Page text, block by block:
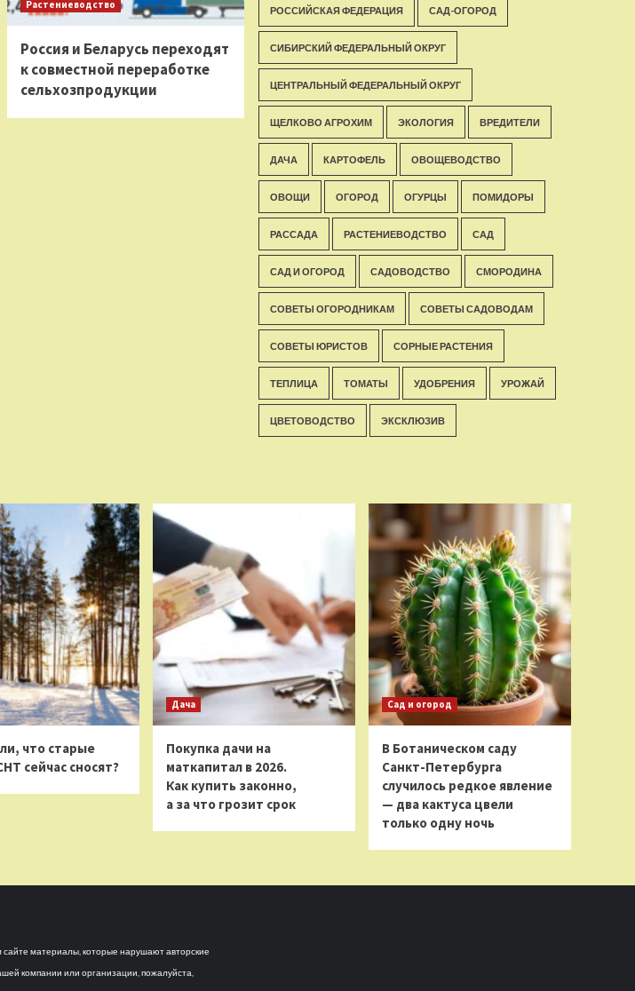
Растениеводство
Россия и Беларусь переходят
к совместной переработке
сельхозпродукции
РОССИЙСКАЯ ФЕДЕРАЦИЯ САД-ОГОРОД
СИБИРСКИЙ ФЕДЕРАЛЬНЫЙ ОКРУГ
ЦЕНТРАЛЬНЫЙ ФЕДЕРАЛЬНЫЙ ОКРУГ
ЩЕЛКОВО АГРОХИМ ЭКОЛОГИЯ ВРЕДИТЕЛИ
ДАЧА КАРТОФЕЛЬ ОВОЩЕВОДСТВО
ОВОЩИ ОГОРОД ОГУРЦЫ ПОМИДОРЫ
РАССАДА РАСТЕНИЕВОДСТВО САД
САД И ОГОРОД САДОВОДСТВО СМОРОДИНА
СОВЕТЫ ОГОРОДНИКАМ СОВЕТЫ САДОВОДАМ
СОВЕТЫ ЮРИСТОВ СОРНЫЕ РАСТЕНИЯ
ТЕПЛИЦА ТОМАТЫ УДОБРЕНИЯ УРОЖАЙ
ЦВЕТОВОДСТВО ЭКСКЛЮЗИВ
что старые
сейчас сносят?
Дача
Покупка дачи на
маткапитал в 2026.
Как купить законно,
а за что грозит срок
Сад и огород
В Ботаническом саду
Санкт-Петербурга
случилось редкое явление
— два кактуса цвели
только одну ночь
материалы, которые нарушают авторские
компании или организации, пожалуйста,